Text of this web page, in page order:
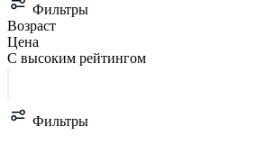
Фильтры
Возраст
Цена
С высоким рейтингом
Фильтры